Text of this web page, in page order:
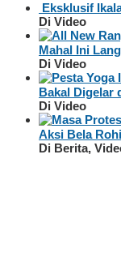
Eksklusif
Di Video
Mahal Ini
Di Video
Bakal Digelar
Di Video
Aksi Bela
Di Berita,